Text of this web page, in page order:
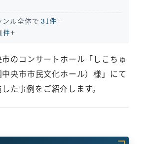
ンル全体で31件+
件+
のコンサートホール「しこちゅ
央市市民文化ホール）様」にて
た事例をご紹介します。